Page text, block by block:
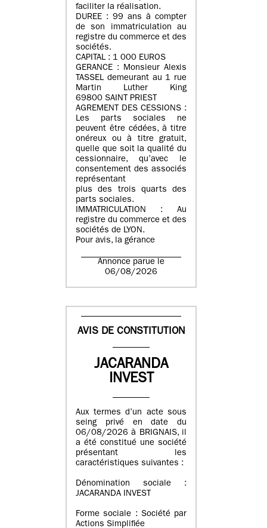
faciliter la réalisation.
DUREE : 99 ans à compter
de son immatriculation au
registre du commerce et des
sociétés.
CAPITAL : 1 000 EUROS
GERANCE : Monsieur Alexis
TASSEL demeurant au 1 rue
Martin Luther King
69800 SAINT PRIEST
AGREMENT DES CESSIONS :
Les parts sociales ne
peuvent être cédées, à titre
onéreux ou à titre gratuit,
quelle que soit la qualité du
cessionnaire, qu’avec le
consentement des associés
représentant
plus des trois quarts des
parts sociales.
IMMATRICULATION : Au
registre du commerce et des
sociétés de LYON.
Pour avis, la gérance
Annonce parue le
06/08/2026
AVIS DE CONSTITUTION
JACARANDA
INVEST
Aux termes d’un acte sous
seing privé en date du
06/08/2026 à BRIGNAIS, il
a été constitué une société
présentant les
caractéristiques suivantes :
Dénomination sociale :
JACARANDA INVEST
Forme sociale : Société par
Actions Simplifiée